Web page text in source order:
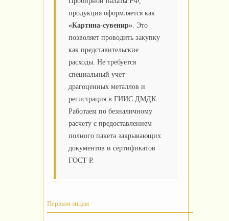
продукция оформляется как
«Картина-сувенир» . Это
позволяет проводить закупку
как представительские
расходы. Не требуется
специальный учет
драгоценных металлов и
регистрация в ГИИС ДМДК.
Работаем по безналичному
расчету с предоставлением
полного пакета закрывающих
документов и сертификатов
ГОСТ Р.
Первым лицам